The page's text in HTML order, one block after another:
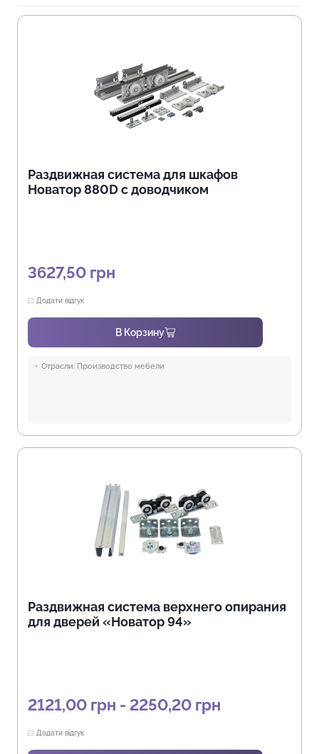
Раздвижная система для шкафов
Новатор 880D с доводчиком
3627,50 грн
Додати відгук
В Корзину
Отрасли: Производство мебели
Раздвижная система верхнего опирания
для дверей «Новатор 94»
2121,00 грн - 2250,20 грн
Додати відгук